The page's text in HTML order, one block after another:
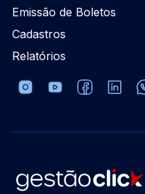
Emissão de Boletos
Cadastros
Relatórios